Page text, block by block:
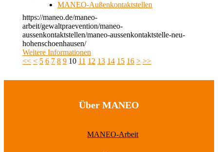
MANEO-Außenkontaktstellen
https://maneo.de/maneo-
arbeit/gewaltpraevention/maneo-
aussenkontaktstellen/maneo-aussenkontaktstelle-neu-
hohenschoenhausen/
Weitere Informationen
<< < 5 6 7 8 9 10 11 12 13 14 15 16 > >>
Über MANEO
MANEO-Arbeit